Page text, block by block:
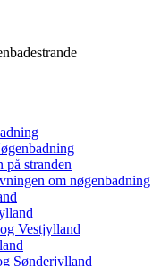
på stranden
om nøgenbadning
Vestjylland
Sønderjylland